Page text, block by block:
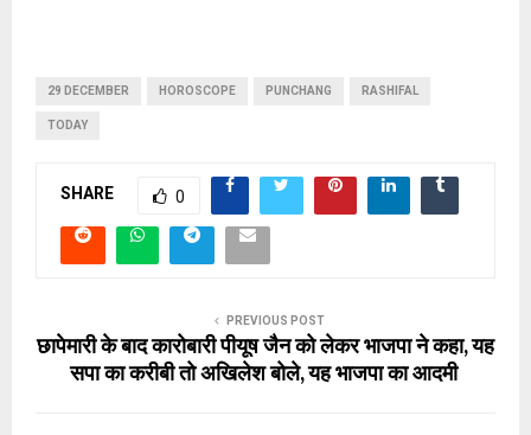
29 DECEMBER HOROSCOPE PUNCHANG RASHIFAL
TODAY
SHARE 0
PREVIOUS POST
छापेमारी के बाद कारोबारी पीयूष जैन को लेकर भाजपा ने कहा, यह
सपा का करीबी तो अखिलेश बोले, यह भाजपा का आदमी